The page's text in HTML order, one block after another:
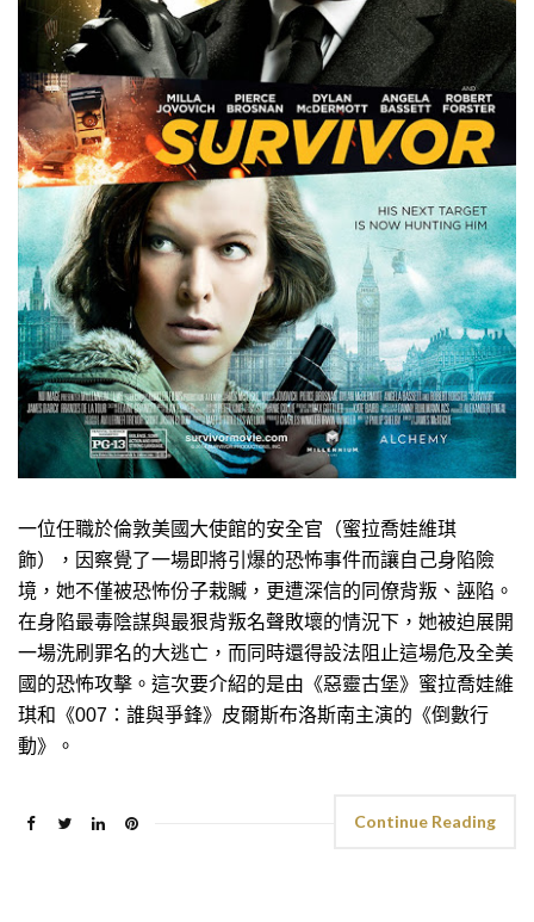
一位任職於倫敦美國大使館的安全官（蜜拉喬娃維琪
飾），因察覺了一場即將引爆的恐怖事件而讓自己身陷險
境，她不僅被恐怖份子栽贓，更遭深信的同僚背叛、誣陷。
在身陷最毒陰謀與最狠背叛名聲敗壞的情況下，她被迫展開
一場洗刷罪名的大逃亡，而同時還得設法阻止這場危及全美
國的恐怖攻擊。這次要介紹的是由《惡靈古堡》蜜拉喬娃維
琪和《007：誰與爭鋒》皮爾斯布洛斯南主演的《倒數行
動》。
Continue Reading